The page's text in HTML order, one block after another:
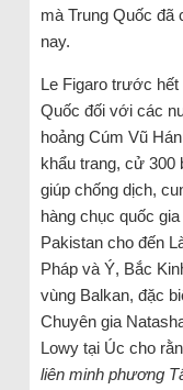
mà Trung Quốc đã
nay.
Le Figaro trước
Quốc đối với các
hoảng Cúm Vũ
khẩu trang, cử 300
giúp chống dịch,
hàng chục quốc
Pakistan cho đến
Pháp và Ý, Bắc
vùng Balkan, đặc
Chuyên gia
Lowy tại Úc cho
liên minh phương